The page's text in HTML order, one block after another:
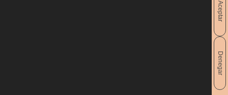
Aceptar
Denegar